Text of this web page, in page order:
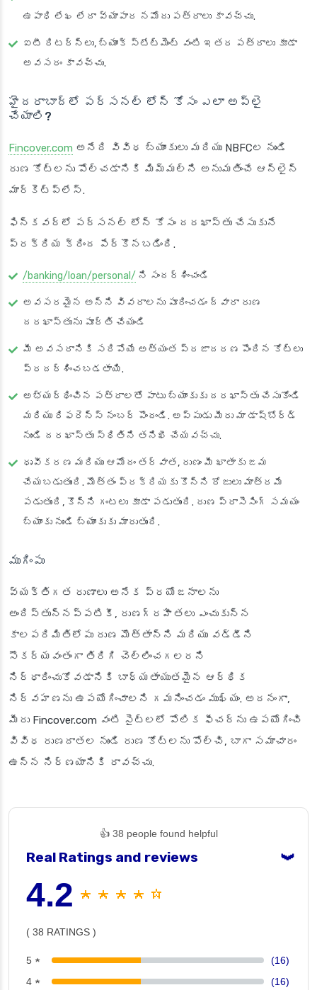
ఉపాధి లేఖ లేదా వ్యాపార నమోదు పత్రాలు కావచ్చు.
ఐటీ రిటర్న్‌లు, బ్యాంక్ స్టేట్‌మెంట్ వంటి ఇతర పత్రాలు కూడా
అవసరం కావచ్చు.
హైదరాబాద్‌లో పర్సనల్ లోన్ కోసం ఎలా అప్లై
చేయాలి?
Fincover.com అనేది వివిధ బ్యాంకులు మరియు NBFCల నుండి
రుణ కోట్‌లను పోల్చడానికి మిమ్మల్ని అనుమతించే ఆన్‌లైన్
మార్కెట్‌ప్లేస్.
ఫిన్‌కవర్‌లో పర్సనల్ లోన్ కోసం దరఖాస్తు చేసుకునే
ప్రక్రియ క్రింద పేర్కొనబడింది.
/banking/loan/personal/ ని సందర్శించండి
అవసరమైన అన్ని వివరాలను పూరించడం ద్వారా రుణ
దరఖాస్తును పూర్తి చేయండి
మీ అవసరానికి సరిపోయే అత్యంత ప్రజాదరణ పొందిన కోట్‌లు
ప్రదర్శించబడతాయి.
అభ్యర్థించిన పత్రాలతో పాటు బ్యాంకుకు దరఖాస్తు చేసుకోండి
మరియు రిఫరెన్స్ నంబర్ పొందండి. అప్పుడు మీరు మా డాష్‌బోర్డ్
నుండి దరఖాస్తు స్థితిని తనిఖీ చేయవచ్చు.
ధృవీకరణ మరియు ఆమోదం తర్వాత, రుణం మీ ఖాతాకు జమ
చేయబడుతుంది. మొత్తం ప్రక్రియకు కొన్ని రోజులు మాత్రమే
పడుతుంది, కొన్ని గంటలు కూడా పడుతుంది. రుణ ప్రాసెసింగ్ సమయం
బ్యాంకు నుండి బ్యాంకుకు మారుతుంది.
ముగింపు
వ్యక్తిగత రుణాలు అనేక ప్రయోజనాలను
అందిస్తున్నప్పటికీ, రుణగ్రహీతలు ఎంచుకున్న
కాలపరిమితిలోపు రుణ మొత్తాన్ని మరియు వడ్డీని
సౌకర్యవంతంగా తిరిగి చెల్లించగలరని
నిర్ధారించుకోవడానికి బాధ్యతాయుతమైన ఆర్థిక
నిర్వహణను ఉపయోగించాలని గమనించడం ముఖ్యం. అదనంగా,
మీరు Fincover.com వంటి సైట్‌లలో పోలిక ఫీచర్‌ను ఉపయోగించి
వివిధ రుణదాతల నుండి రుణ కోట్‌లను పోల్చి, బాగా సమాచారం
ఉన్న నిర్ణయానికి రావచ్చు.
👍 38 people found helpful
Real Ratings and reviews ❯
4.2 ★ ★ ★ ★ ☆
( 38 RATINGS )
5 ★
(16)
4 ★
(16)